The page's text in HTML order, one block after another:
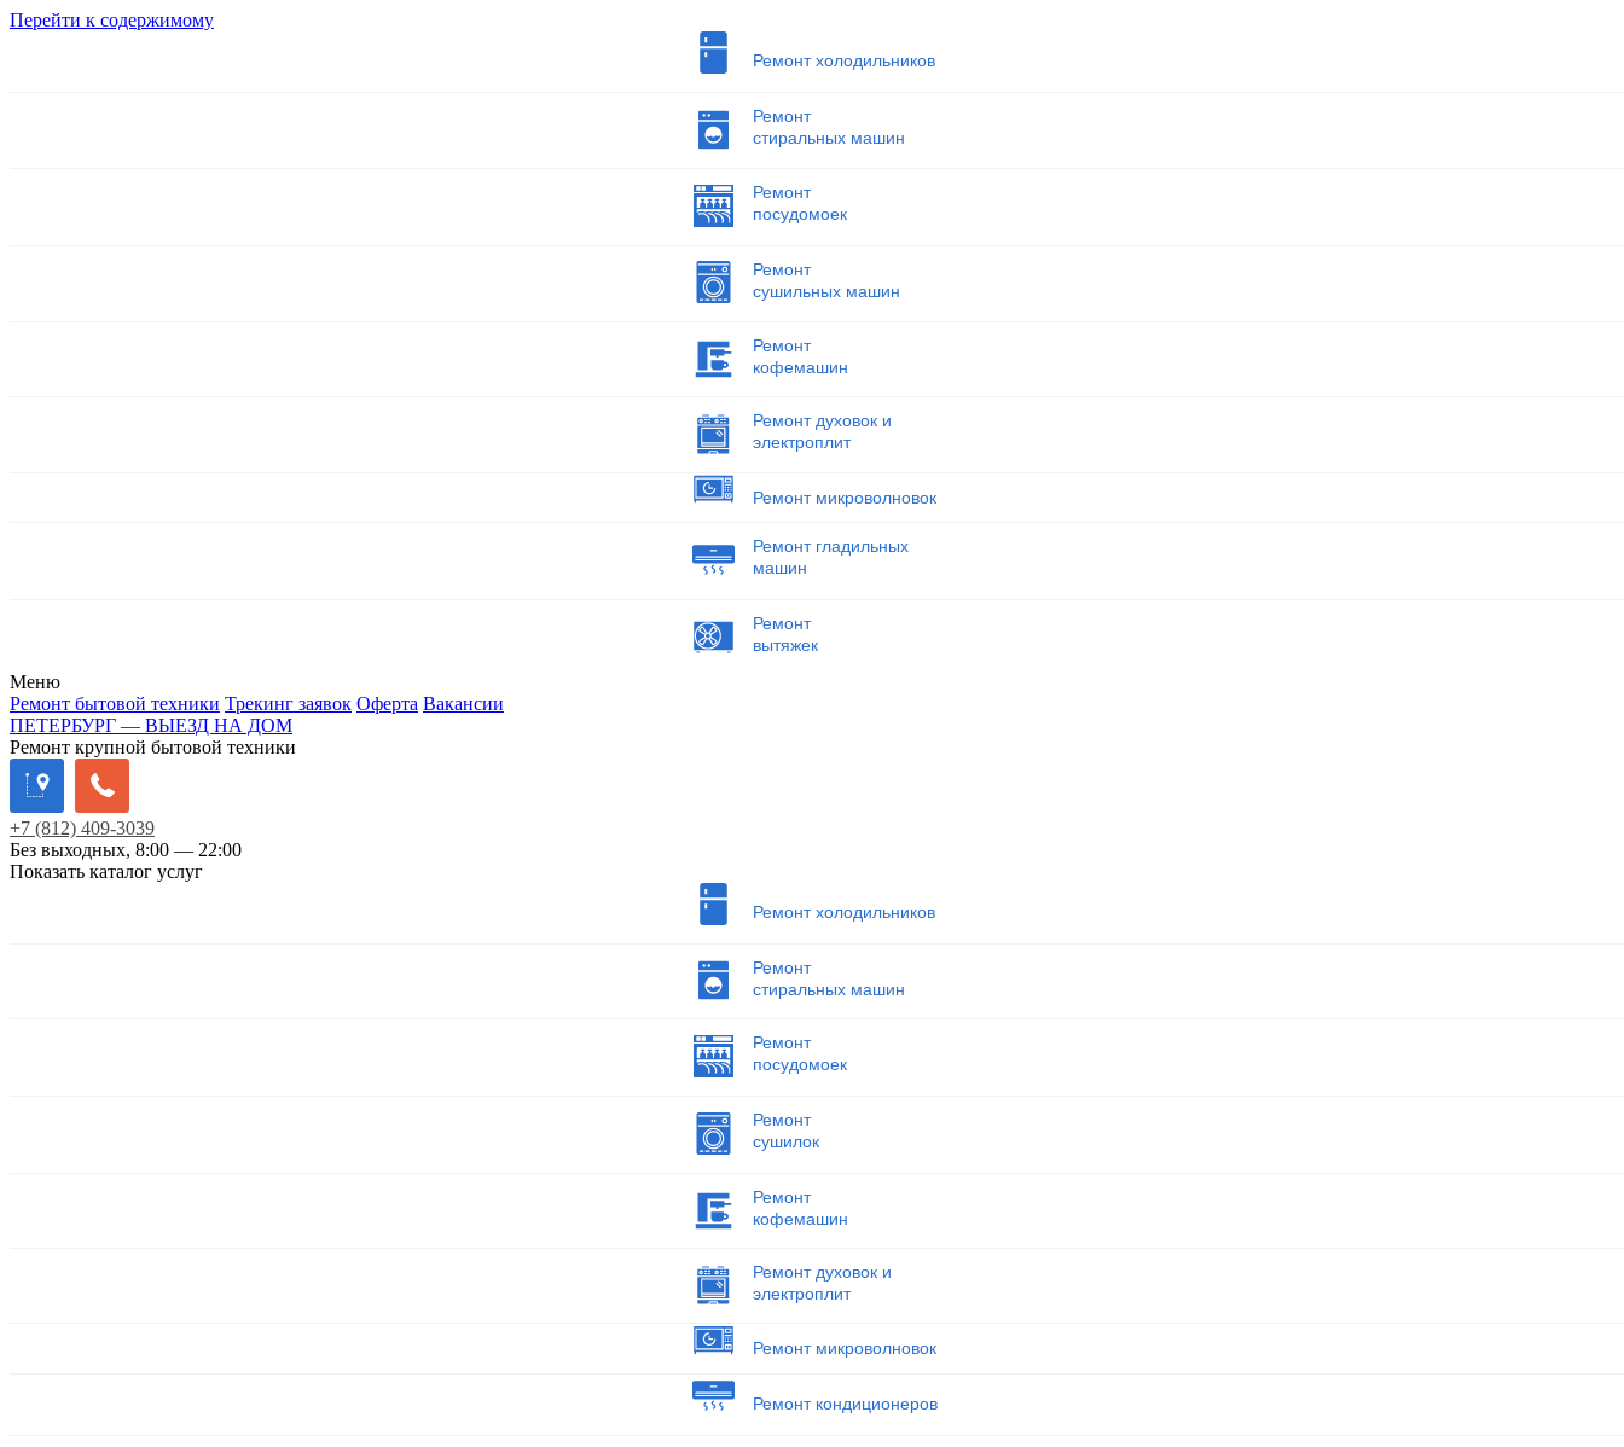
Перейти к содержимому
Ремонт холодильников
Ремонт
стиральных машин
Ремонт
посудомоек
Ремонт
сушильных машин
Ремонт
кофемашин
Ремонт духовок и
электроплит
Ремонт микроволновок
Ремонт гладильных
машин
Ремонт
вытяжек
Меню
Ремонт бытовой техники Трекинг заявок Оферта Вакансии
ПЕТЕРБУРГ — ВЫЕЗД НА ДОМ
Ремонт крупной бытовой техники
+7 (812) 409-3039
Без выходных, 8:00 — 22:00
Показать каталог услуг
Ремонт холодильников
Ремонт
стиральных машин
Ремонт
посудомоек
Ремонт
сушилок
Ремонт
кофемашин
Ремонт духовок и
электроплит
Ремонт микроволновок
Ремонт кондиционеров